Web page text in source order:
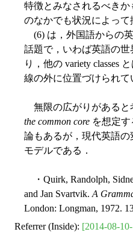
特徴とみなされるべきか
のなかでも状況によって
(6) は，外国語からの
話題で，いわば英語の
り，他の variety classes
線の外に位置づけられて
無限の広がりがあると
the common core を想定
論もあるが，現代英語
モデルである．
・Quirk, Randolph,
and Jan Svartvik. A
London: Longman, 1972.
Referrer (Inside): [2014-08-